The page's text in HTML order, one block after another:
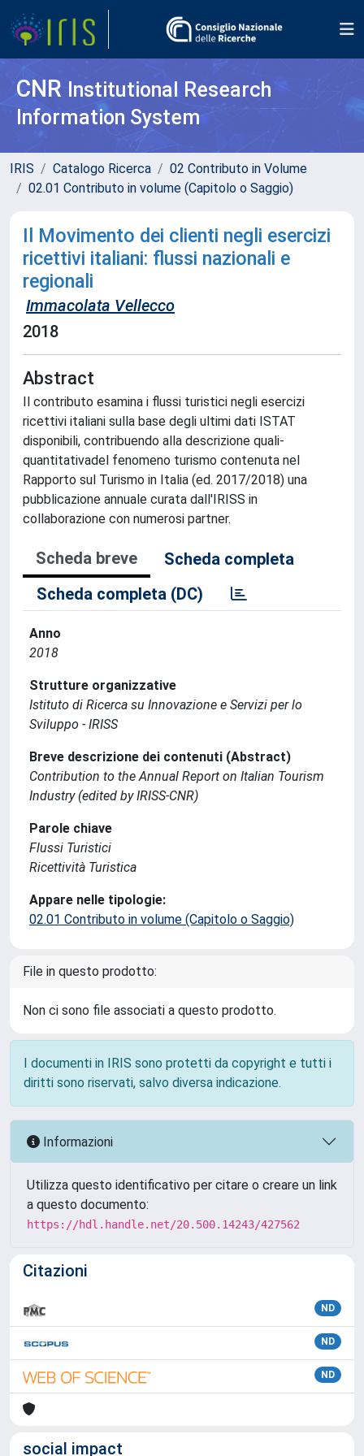
CNR Institutional Research
Information System
IRIS Catalogo Ricerca
02 Contributo in Volume
02.01 Contributo in volume (Capitolo o Saggio)
Il Movimento dei clienti negli esercizi
ricettivi italiani: flussi nazionali e
regionali
Immacolata Vellecco
2018
Abstract
Il contributo esamina i flussi turistici negli esercizi
ricettivi italiani sulla base degli ultimi dati ISTAT
disponibili, contribuendo alla descrizione quali-
quantitativadel fenomeno turismo contenuta nel
Rapporto sul Turismo in Italia (ed. 2017/2018) una
pubblicazione annuale curata dall'IRISS in
collaborazione con numerosi partner.
Scheda breve
Scheda completa
Scheda completa (DC)
Anno
2018
Strutture organizzative
Istituto di Ricerca su Innovazione e Servizi per lo
Sviluppo - IRISS
Breve descrizione dei contenuti (Abstract)
Contribution to the Annual Report on Italian Tourism
Industry (edited by IRISS-CNR)
Parole chiave
Flussi Turistici
Ricettività Turistica
Appare nelle tipologie:
02.01 Contributo in volume (Capitolo o Saggio)
File in questo prodotto:
Non ci sono file associati a questo prodotto.
I documenti in IRIS sono protetti da copyright e tutti i
diritti sono riservati, salvo diversa indicazione.
Informazioni
Utilizza questo identificativo per citare o creare un link
a questo documento:
https://hdl.handle.net/20.500.14243/427562
Citazioni
ND
ND
ND
social impact